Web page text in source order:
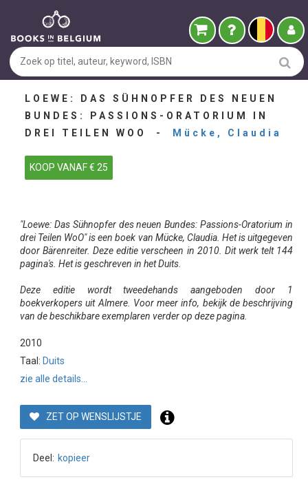
LOEWE: DAS SÜHNOPFER DES NEUEN
BUNDES: PASSIONS-ORATORIUM IN
DREI TEILEN WOO -
Mücke, Claudia
KOOP VANAF € 25
"Loewe: Das Sühnopfer des neuen Bundes: Passions-Oratorium in
drei Teilen WoO" is een boek van Mücke, Claudia. Het is uitgegeven
door Bärenreiter. Deze editie verscheen in 2010. Dit werk telt 144
pagina's. Het is geschreven in het Duits.
Deze editie wordt tweedehands aangeboden door 1
boekverkopers uit Almere. Voor meer info, bekijk de beschrijving
van de beschikbare exemplaren verder op deze pagina.
2010
Taal: Duits
zie alle details...
ZET OP WENSLIJSTJE
Deel: kopieer